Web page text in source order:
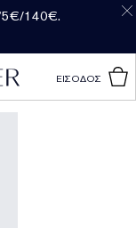
140€.
ΕΙΣΟΔΟΣ